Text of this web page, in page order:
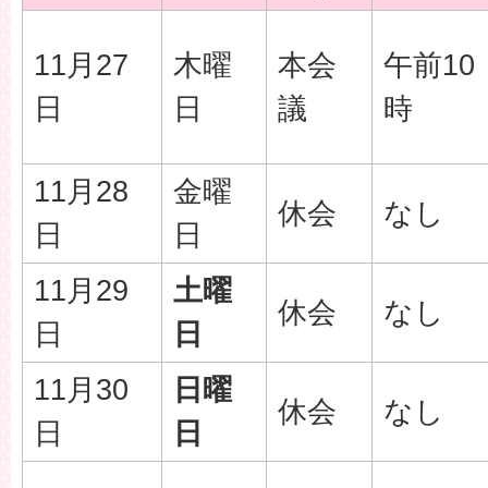
11月27
日
木曜
日
本会
議
午前10
時
11月28
日
金曜
日
休会 なし
11月29
日
土曜
日
休会 なし
11月30
日
日曜
日
休会 なし